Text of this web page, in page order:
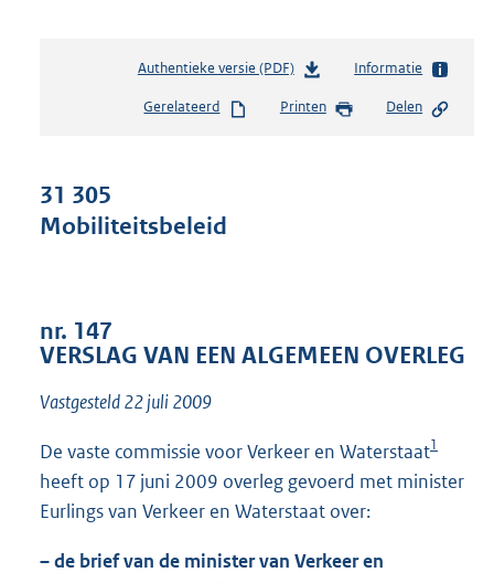
Authentieke versie (PDF)b
s
t
t
0
8
K
Informatie
Gerelateerd Printen Delen
31 305
Mobiliteitsbeleid
nr. 147
VERSLAG VAN EEN ALGEMEEN OVERLEG
Vastgesteld 22 juli 2009
De vaste commissie voor Verkeer en Waterstaat1
heeft op 17 juni 2009 overleg gevoerd met minister
Eurlings van Verkeer en Waterstaat over:
– de brief van de minister van Verkeer en